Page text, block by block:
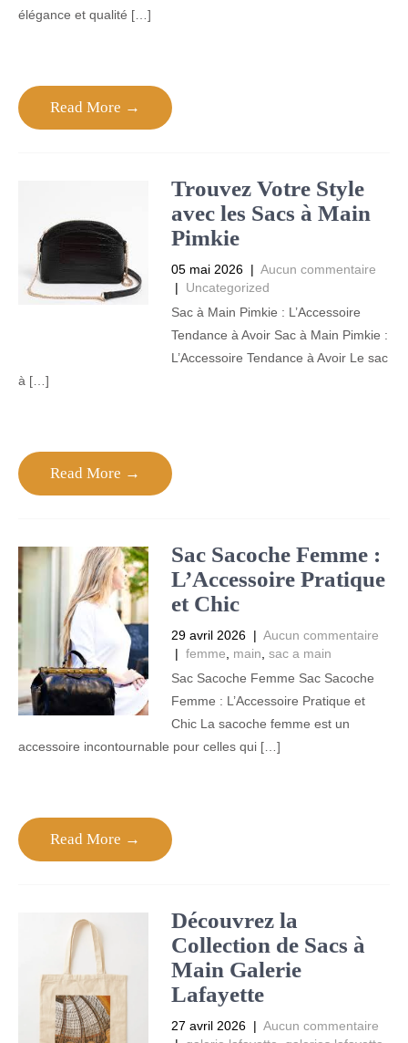
élégance et qualité […]
Read More →
Trouvez Votre Style
avec les Sacs à Main
Pimkie
05 mai 2026 | Aucun commentaire
| Uncategorized
Sac à Main Pimkie : L’Accessoire
Tendance à Avoir Sac à Main Pimkie :
L’Accessoire Tendance à Avoir Le sac
à […]
Read More →
Sac Sacoche Femme :
L’Accessoire Pratique
et Chic
29 avril 2026 | Aucun commentaire
| femme main sac a main
Sac Sacoche Femme Sac Sacoche
Femme : L’Accessoire Pratique et
Chic La sacoche femme est un
accessoire incontournable pour celles qui […]
Read More →
Découvrez la
Collection de Sacs à
Main Galerie
Lafayette
27 avril 2026 | Aucun commentaire